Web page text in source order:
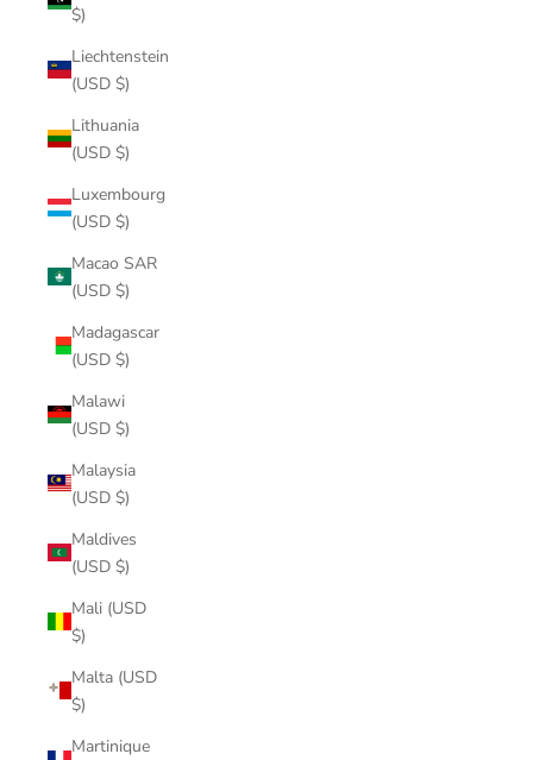
$)
Liechtenstein
(USD $)
Lithuania
(USD $)
Luxembourg
(USD $)
Macao SAR
(USD $)
Madagascar
(USD $)
Malawi
(USD $)
Malaysia
(USD $)
Maldives
(USD $)
Mali (USD
$)
Malta (USD
$)
Martinique